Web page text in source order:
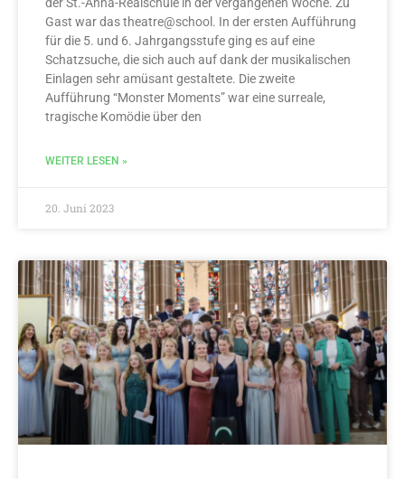
Gast war das theatre@school. In der ersten Aufführung
für die 5. und 6. Jahrgangsstufe ging es auf eine
Schatzsuche, die sich auch auf dank der musikalischen
Einlagen sehr amüsant gestaltete. Die zweite
Aufführung “Monster Moments” war eine surreale,
tragische Komödie über den
WEITER LESEN »
20. Juni 2023